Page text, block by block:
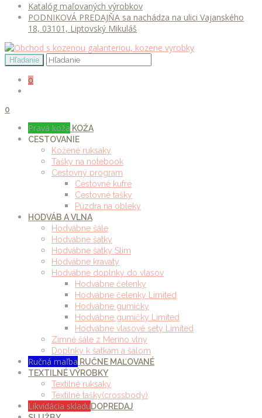
Katalóg maľovaných výrobkov
PODNIKOVÁ PREDAJŇA sa nachádza na ulici Vajanského
18, 03101, Liptovský Mikuláš
0
0
Pravá koža KOŽA
CESTOVANIE
Kožené ruksaky
Tašky na notebook
Cestovný program
Cestovné kufre
Cestovné tašky
Púzdra na obleky
HODVÁB A VLNA
Hodvábne šále
Hodvábne šatky
Hodvábne šatky Slim
Hodvábne kravaty
Hodvábne doplnky do vlasov
Hodvábne čelenky
Hodvábne čelenky Limited
Hodvábne gumičky
Hodvábne gumičky Limited
Hodvábne vlasové sety Limited
Zimné šále z Merino vlny
Doplnky k šatkám a šálom
Ručná maľba RUČNE MAĽOVANÉ
TEXTILNÉ VÝROBKY
Textilné ruksaky
Textilné tašky(crossbody)
Likvidácia skladuDOPREDAJ